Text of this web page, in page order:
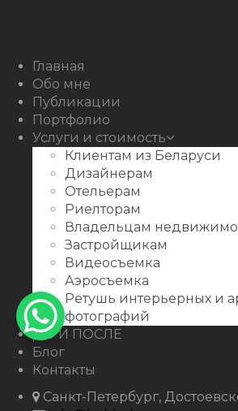
Behance
Главная
Обо мне
Публикации
Портфолио
Услуги и стоимость
Клиентам из Беларуси
Дизайнерам
Отельерам
Риелторам
Владельцам
Застройщикам
Видеосъемка
Аэросъемка
Ретушь интерьерных и
фотографий
ДО И ПОСЛЕ
Блог
Контакты
Санкт-Петербург,